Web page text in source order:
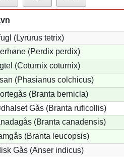
(Lyrurus tetrix)
(Perdix perdix)
(Coturnix coturnix)
(Phasianus colchicus)
(Branta bernicla)
Gås (Branta ruficollis)
(Branta canadensis)
(Branta leucopsis)
Gås (Anser indicus)